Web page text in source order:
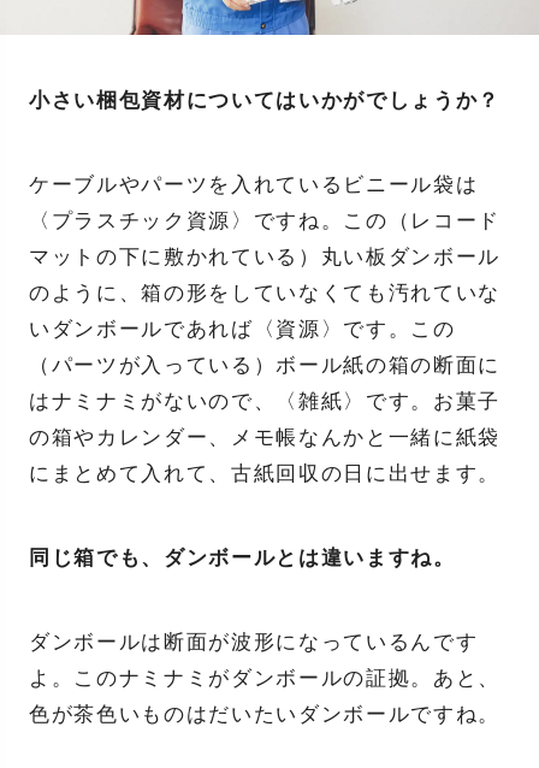
小さい梱包資材についてはいかがでしょうか？
ケーブルやパーツを入れているビニール袋は
〈プラスチック資源〉ですね。この（レコード
マットの下に敷かれている）丸い板ダンボール
のように、箱の形をしていなくても汚れていな
いダンボールであれば〈資源〉です。 この
（パーツが入っている）ボール紙の箱の断面に
はナミナミがないので、〈雑紙〉です。お菓子
の箱やカレンダー、メモ帳なんかと一緒に紙袋
にまとめて入れて、古紙回収の日に出せます。
同じ箱でも、ダンボールとは違いますね。
ダンボールは断面が波形になっているんです
よ。このナミナミがダンボールの証拠。あと、
色が茶色いものはだいたいダンボールですね。